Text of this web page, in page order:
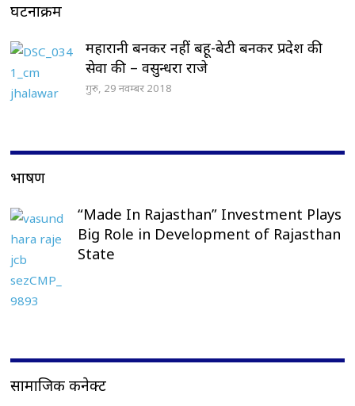
घटनाक्रम
महारानी बनकर नहीं बहू-बेटी बनकर प्रदेश की
सेवा की – वसुन्धरा राजे
गुरु, 29 नवम्बर 2018
भाषण
“Made In Rajasthan” Investment Plays
Big Role in Development of Rajasthan
State
सामाजिक कनेक्ट